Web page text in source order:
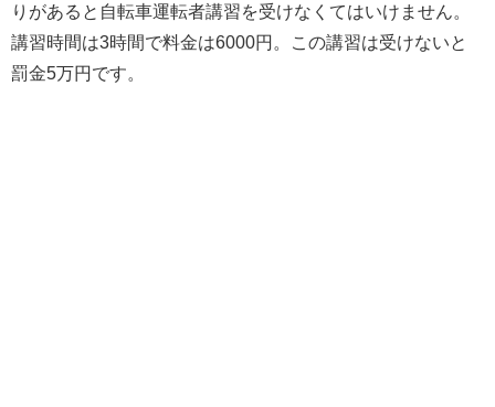
りがあると自転車運転者講習を受けなくてはいけません。
講習時間は3時間で料金は6000円。この講習は受けないと
罰金5万円です。